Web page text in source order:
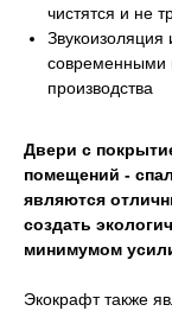
чистятся и не
современными
производства
Двери с
помещений -
являются
создать
минимумом
Экокрафт также